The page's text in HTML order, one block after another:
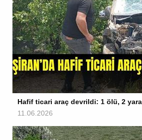
Hafif ticari araç devrildi: 1 ölü, 2
11.06.2026